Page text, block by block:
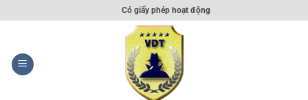
Có giấy phép hoạt động